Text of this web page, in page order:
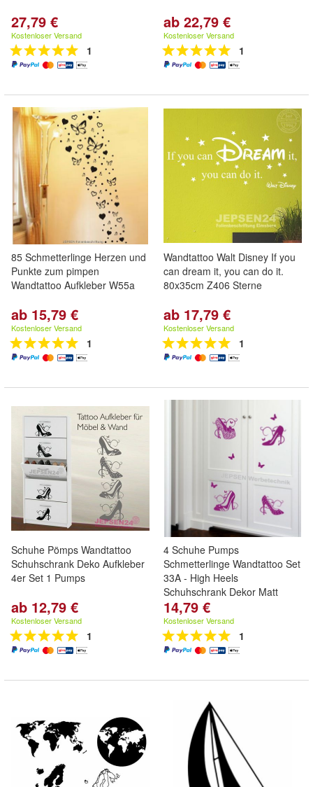
27,79 €
Kostenloser Versand
1
ab 22,79 €
Kostenloser Versand
1
85 Schmetterlinge Herzen und
Punkte zum pimpen
Wandtattoo Aufkleber W55a
ab 15,79 €
Kostenloser Versand
1
Wandtattoo Walt Disney If you
can dream it, you can do it.
80x35cm Z406 Sterne
ab 17,79 €
Kostenloser Versand
1
Schuhe Pömps Wandtattoo
Schuhschrank Deko Aufkleber
4er Set 1 Pumps
ab 12,79 €
Kostenloser Versand
1
4 Schuhe Pumps
Schmetterlinge Wandtattoo Set
33A - High Heels
Schuhschrank Dekor Matt
14,79 €
Kostenloser Versand
1